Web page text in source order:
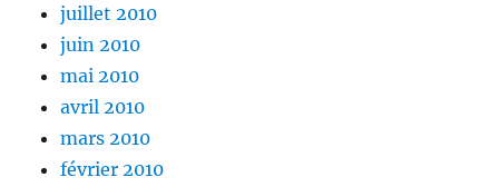
juillet 2010
juin 2010
mai 2010
avril 2010
mars 2010
février 2010